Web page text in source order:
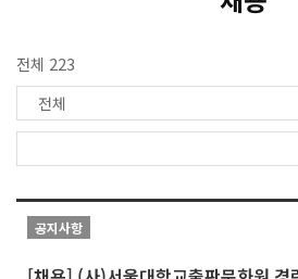
전체 223
공지사항